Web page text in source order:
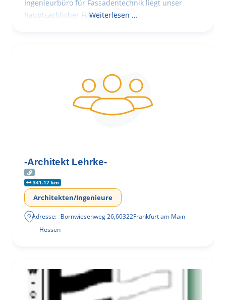
Ingenieurbüro für Fassadentechnik liegt unser
hauptsächlicher Fokus in der
Weiterlesen …
-Architekt Lehrke-
341.17 km
Architekten/Ingenieure
Adresse: Bornwiesenweg 26,60322Frankfurt am Main
Hessen